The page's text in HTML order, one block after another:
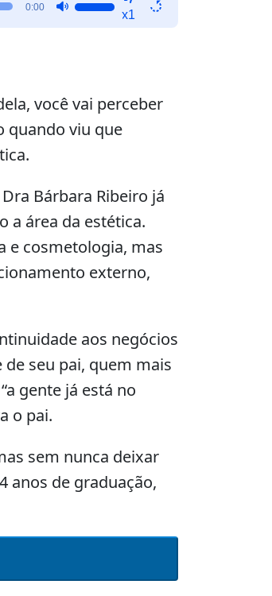
0:00
para
baixo
o
volume.
x1
você vai perceber
quando viu que
Bárbara Ribeiro já
a área da estética.
e cosmetologia, mas
externo,
aos negócios
seu pai, quem mais
gente já está no
o pai.
sem nunca deixar
anos de graduação,